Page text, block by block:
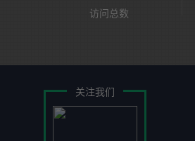
访问总数
关注我们